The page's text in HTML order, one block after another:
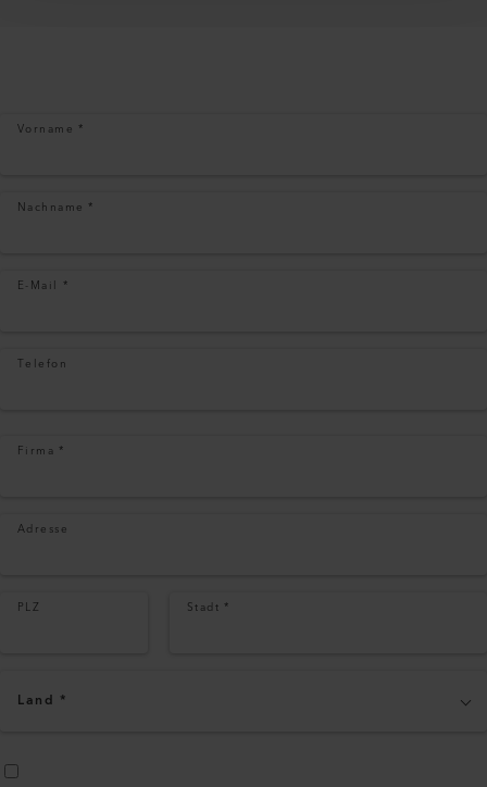
Vorname *
Nachname *
E-Mail *
Telefon
Firma *
Adresse
PLZ Stadt *
Land *